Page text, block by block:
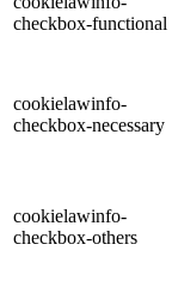
checkbox-functional
cookielawinfo-
checkbox-necessary
cookielawinfo-
checkbox-others